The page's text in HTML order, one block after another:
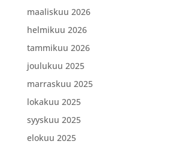
maaliskuu 2026
helmikuu 2026
tammikuu 2026
joulukuu 2025
marraskuu 2025
lokakuu 2025
syyskuu 2025
elokuu 2025